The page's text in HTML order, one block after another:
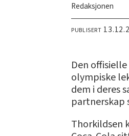
Redaksjonen
PUBLISERT
Den
olympiske
dem i deres
partnerskap
Thorkildsen